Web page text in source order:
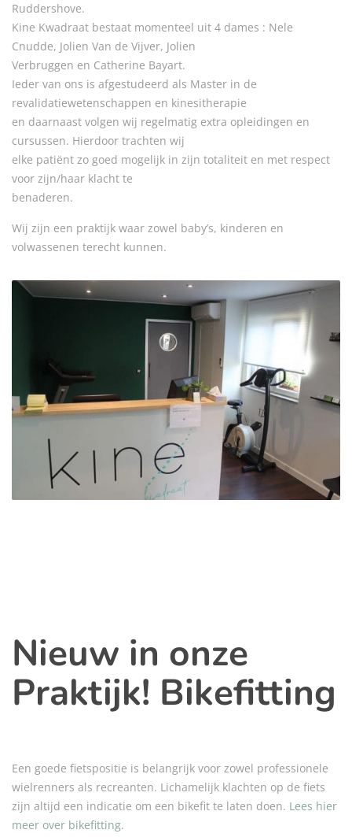
Ruddershove.
Kine Kwadraat bestaat momenteel uit 4 dames : Nele
Cnudde, Jolien Van de Vijver, Jolien
Verbruggen en Catherine Bayart.
Ieder van ons is afgestudeerd als Master in de
revalidatiewetenschappen en kinesitherapie
en daarnaast volgen wij regelmatig extra opleidingen en
cursussen. Hierdoor trachten wij
elke patiënt zo goed mogelijk in zijn totaliteit en met respect
voor zijn/haar klacht te
benaderen.
Wij zijn een praktijk waar zowel baby’s, kinderen en
volwassenen terecht kunnen.
Nieuw in onze
Praktijk! Bikefitting
Een goede fietspositie is belangrijk voor zowel professionele
wielrenners als recreanten. Lichamelijk klachten op de fiets
zijn altijd een indicatie om een bikefit te laten doen. Lees hier
meer over bikefitting.